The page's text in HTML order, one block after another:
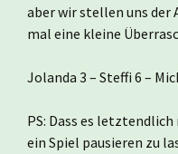
aber wir stellen uns der
mal eine kleine
Jolanda 3 – Steffi 6 –
PS: Dass es
ein Spiel pausieren zu